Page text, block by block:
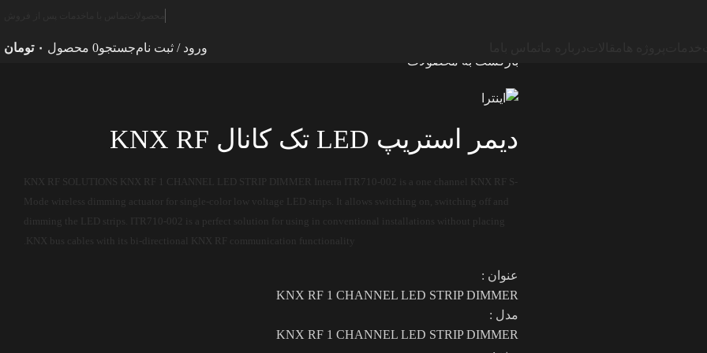
ورود / ثبت نامجستجو0 محصول ۰ تومان
بازگشت به محصولات
دیمر استریپ LED تک کانال KNX RF
KNX RF SOLUTIONS KNX RF 1 CHANNEL LED STRIP DIMMER Interra ITR710-002 is a one channel KNX RF S-
Mode wireless dimming actuator for single-color low voltage LED strips. It allows switching on, switching off and
dimming the LED strips. ITR710-002 is a perfect solution for using in conventional installations without placing
KNX bus cables with its bi-directional KNX RF communication functionality.
عنوان :
KNX RF 1 CHANNEL LED STRIP DIMMER
مدل :
KNX RF 1 CHANNEL LED STRIP DIMMER